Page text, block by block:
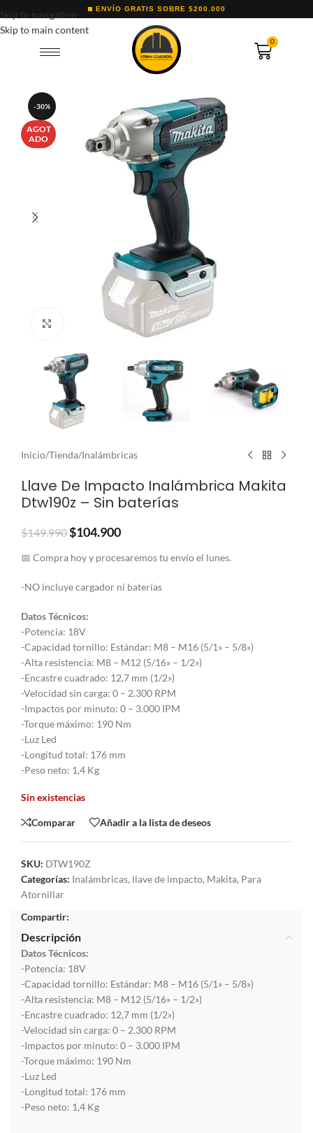
Skip to navigation
Skip to main content
ENVÍO GRATIS SOBRE $200.000
0
-30%
AGOT
ADO
Clic para ampliar
Inicio/Tienda/Inalámbricas
Llave De Impacto Inalámbrica Makita
Dtw190z – Sin baterías
$149.990$104.900
📅 Compra hoy y procesaremos tu envío el lunes.
-NO incluye cargador ni baterías
Datos Técnicos:
-Potencia: 18V
-Capacidad tornillo: Estándar: M8 – M16 (5/1» – 5/8»)
-Alta resistencia: M8 – M12 (5/16» – 1/2»)
-Encastre cuadrado: 12,7 mm (1/2»)
-Velocidad sin carga: 0 – 2.300 RPM
-Impactos por minuto: 0 – 3.000 IPM
-Torque máximo: 190 Nm
-Luz Led
-Longitud total: 176 mm
-Peso neto: 1,4 Kg
Sin existencias
Comparar Añadir a la lista de deseos
SKU: DTW190Z
Categorías: Inalámbricas, llave de impacto, Makita, Para
Atornillar
Compartir:
Descripción
Datos Técnicos:
-Potencia: 18V
-Capacidad tornillo: Estándar: M8 – M16 (5/1» – 5/8»)
-Alta resistencia: M8 – M12 (5/16» – 1/2»)
-Encastre cuadrado: 12,7 mm (1/2»)
-Velocidad sin carga: 0 – 2.300 RPM
-Impactos por minuto: 0 – 3.000 IPM
-Torque máximo: 190 Nm
-Luz Led
-Longitud total: 176 mm
-Peso neto: 1,4 Kg